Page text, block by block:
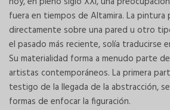
fuera en tiempos de Altamira. La pintura
directamente sobre una pared u otro
el pasado más reciente, solía traducirse
Su materialidad forma a menudo parte
artistas contemporáneos. La primera
testigo de la llegada de la abstracción,
formas de enfocar la figuración.